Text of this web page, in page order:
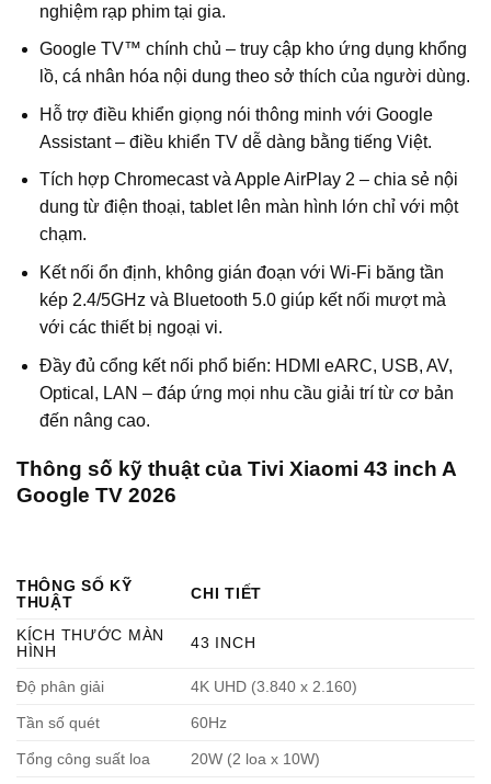
nghiệm rạp phim tại gia.
Google TV™ chính chủ – truy cập kho ứng dụng khổng
lồ, cá nhân hóa nội dung theo sở thích của người dùng.
Hỗ trợ điều khiển giọng nói thông minh với Google
Assistant – điều khiển TV dễ dàng bằng tiếng Việt.
Tích hợp Chromecast và Apple AirPlay 2 – chia sẻ nội
dung từ điện thoại, tablet lên màn hình lớn chỉ với một
chạm.
Kết nối ổn định, không gián đoạn với Wi‑Fi băng tần
kép 2.4/5GHz và Bluetooth 5.0 giúp kết nối mượt mà
với các thiết bị ngoại vi.
Đầy đủ cổng kết nối phổ biến: HDMI eARC, USB, AV,
Optical, LAN – đáp ứng mọi nhu cầu giải trí từ cơ bản
đến nâng cao.
Thông số kỹ thuật của Tivi Xiaomi 43 inch A
Google TV 2026
THÔNG SỐ KỸ
THUẬT
CHI TIẾT
KÍCH THƯỚC MÀN
HÌNH
43 INCH
Độ phân giải 4K UHD (3.840 x 2.160)
Tần số quét 60Hz
Tổng công suất loa 20W (2 loa x 10W)